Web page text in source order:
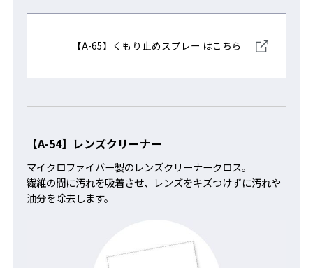
【A-65】くもり止めスプレー はこちら
【A-54】レンズクリーナー
マイクロファイバー製のレンズクリーナークロス。
繊維の間に汚れを吸着させ、レンズをキズつけずに汚れや
油分を除去します。